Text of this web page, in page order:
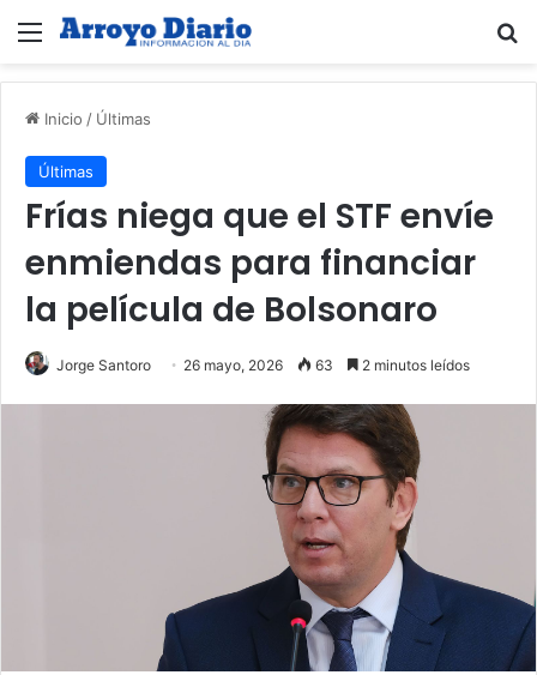
Menú
Inicio / Últimas
Últimas
Frías niega que el STF envíe
enmiendas para financiar
la película de Bolsonaro
Jorge Santoro 26 mayo, 2026 63 2 minutos leídos